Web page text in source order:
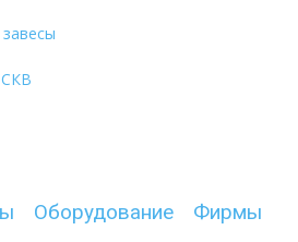
СКВ
Оборудование Фирмы